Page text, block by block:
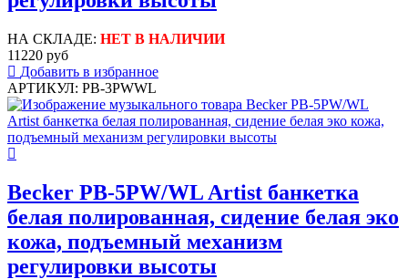
НА СКЛАДЕ: НЕТ В НАЛИЧИИ
11220 руб
Добавить в избранное
АРТИКУЛ: PB-3PWWL
Becker PB-5PW/WL Artist банкетка
белая полированная, сидение белая эко
кожа, подъемный механизм
регулировки высоты